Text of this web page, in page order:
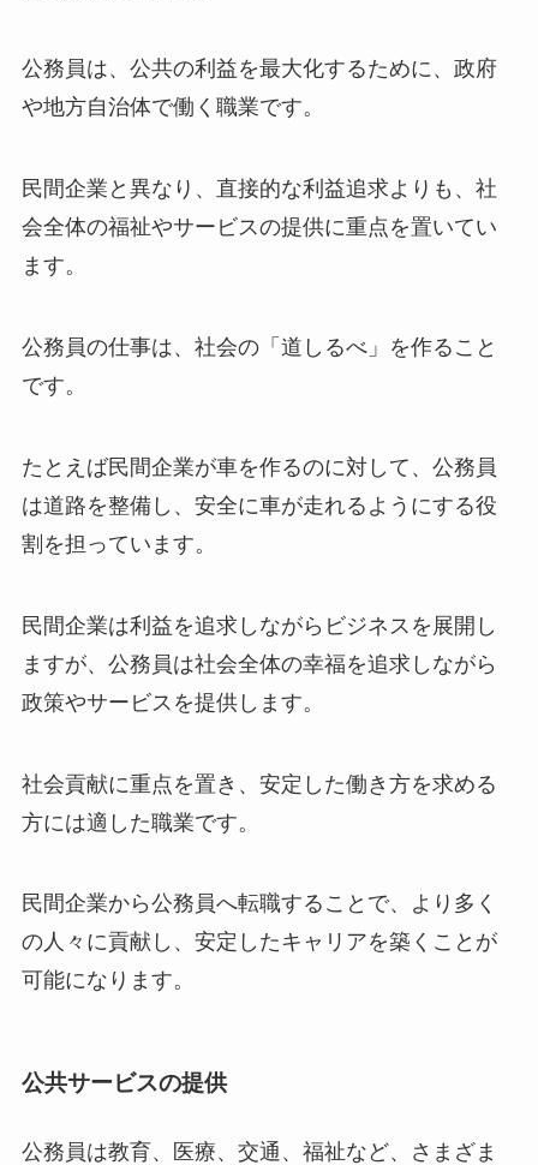
公務員は、公共の利益を最大化するために、政府
や地方自治体で働く職業です。
民間企業と異なり、直接的な利益追求よりも、社
会全体の福祉やサービスの提供に重点を置いてい
ます。
公務員の仕事は、社会の「道しるべ」を作ること
です。
たとえば民間企業が車を作るのに対して、公務員
は道路を整備し、安全に車が走れるようにする役
割を担っています。
民間企業は利益を追求しながらビジネスを展開し
ますが、公務員は社会全体の幸福を追求しながら
政策やサービスを提供します。
社会貢献に重点を置き、安定した働き方を求める
方には適した職業です。
民間企業から公務員へ転職することで、より多く
の人々に貢献し、安定したキャリアを築くことが
可能になります。
公共サービスの提供
公務員は教育、医療、交通、福祉など、さまざま